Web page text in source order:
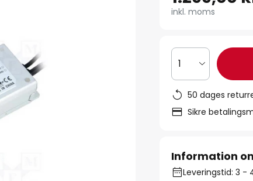
inkl. moms
1
50 dages
Sikre
Information
Leveringstid: 3 -